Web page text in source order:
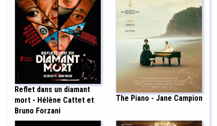
Reflet dans un diamant
mort - Hélène Cattet et
Bruno Forzani
The Piano - Jane Campion